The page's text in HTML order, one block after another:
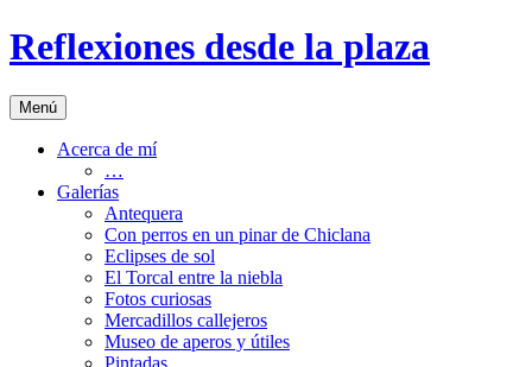
Saltar
al
Reflexiones desde la plaza
Menú
Acerca de mí
…
Galerías
Antequera
Con perros en un pinar de Chiclana
Eclipses de sol
El Torcal entre la niebla
Fotos curiosas
Mercadillos callejeros
Museo de aperos y útiles
Pintadas